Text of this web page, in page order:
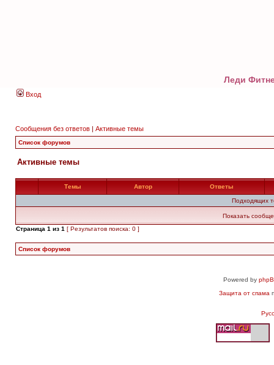
Леди
Вход
Сообщения без ответов | Активные темы
Список форумов
Активные темы
Темы Автор Ответы
Подходящих
Показать
Страница 1 из 1 [ Результатов поиска: 0 ]
Список форумов
Powered by
Защита от спама